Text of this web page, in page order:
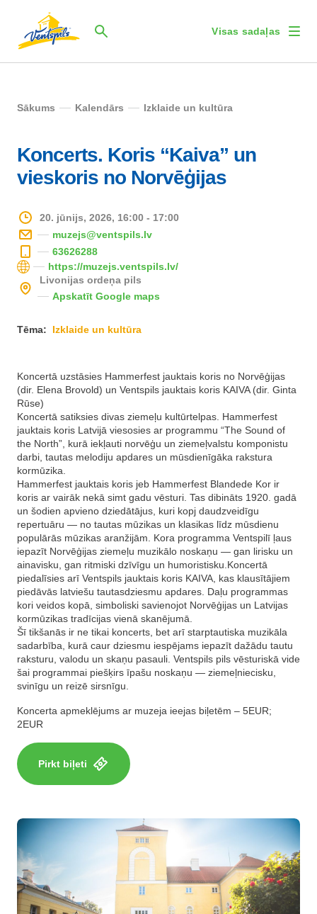
Visas sadaļas
Sākums Kalendārs Izklaide un kultūra
Koncerts. Koris “Kaiva” un
vieskoris no Norvēģijas
20. jūnijs, 2026, 16:00 - 17:00
muzejs@ventspils.lv
63626288
https://muzejs.ventspils.lv/
Livonijas ordeņa pils
Apskatīt Google maps
Tēma: Izklaide un kultūra
Koncertā uzstāsies Hammerfest jauktais koris no Norvēģijas
(dir. Elena Brovold) un Ventspils jauktais koris KAIVA (dir. Ginta
Rūse)
Koncertā satiksies divas ziemeļu kultūrtelpas. Hammerfest
jauktais koris Latvijā viesosies ar programmu “The Sound of
the North”, kurā iekļauti norvēģu un ziemeļvalstu komponistu
darbi, tautas melodiju apdares un mūsdienīgāka rakstura
kormūzika.
Hammerfest jauktais koris jeb Hammerfest Blandede Kor ir
koris ar vairāk nekā simt gadu vēsturi. Tas dibināts 1920. gadā
un šodien apvieno dziedātājus, kuri kopj daudzveidīgu
repertuāru — no tautas mūzikas un klasikas līdz mūsdienu
populārās mūzikas aranžijām. Kora programma Ventspilī ļaus
iepazīt Norvēģijas ziemeļu muzikālo noskaņu — gan lirisku un
ainavisku, gan ritmiski dzīvīgu un humoristisku.Koncertā
piedalīsies arī Ventspils jauktais koris KAIVA, kas klausītājiem
piedāvās latviešu tautasdziesmu apdares. Daļu programmas
kori veidos kopā, simboliski savienojot Norvēģijas un Latvijas
kormūzikas tradīcijas vienā skanējumā.
Šī tikšanās ir ne tikai koncerts, bet arī starptautiska muzikāla
sadarbība, kurā caur dziesmu iespējams iepazīt dažādu tautu
raksturu, valodu un skaņu pasauli. Ventspils pils vēsturiskā vide
šai programmai piešķirs īpašu noskaņu — ziemeļniecisku,
svinīgu un reizē sirsnīgu.
Koncerta apmeklējums ar muzeja ieejas biļetēm – 5EUR;
2EUR
Pirkt biļeti